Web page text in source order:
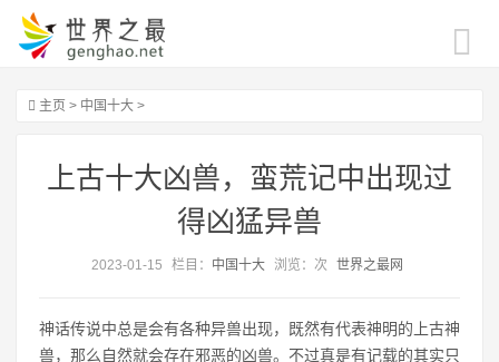
主页 > 中国十大 >
上古十大凶兽，蛮荒记中出现过
得凶猛异兽
2023-01-15 栏目： 中国十大 浏览： 次 世界之最网
神话传说中总是会有各种异兽出现，既然有代表神明的上古神
兽，那么自然就会存在邪恶的凶兽。不过真是有记载的其实只